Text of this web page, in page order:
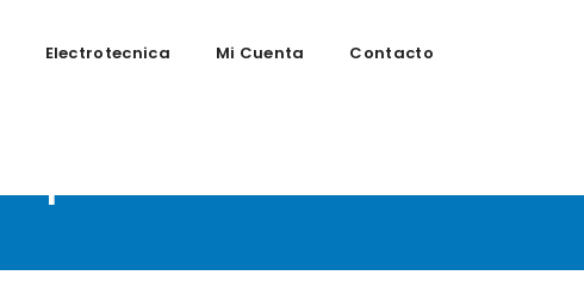
Electrotecnica Mi Cuenta Contacto